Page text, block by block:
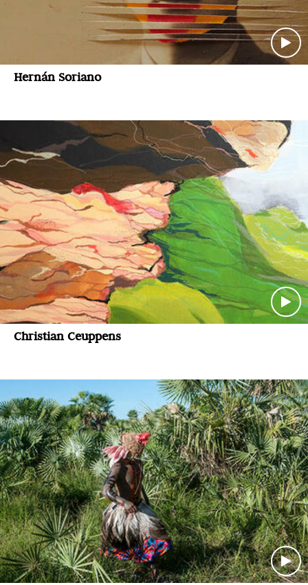
Hernán Soriano
Christian Ceuppens